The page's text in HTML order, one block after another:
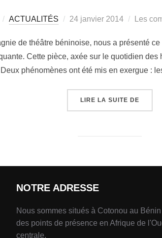
ACTUALITÉS 24 janvier 2014 Les
de théâtre béninoise, nous a présenté
Cette pièce, axée sur le quotidien des
Deux phénomènes ont été mis en exergue :
LIRE LA SUITE DE
NOTRE ADRESSE
Nous sommes situés à Cotonou au
des points de présence en Afrique de
centrale.